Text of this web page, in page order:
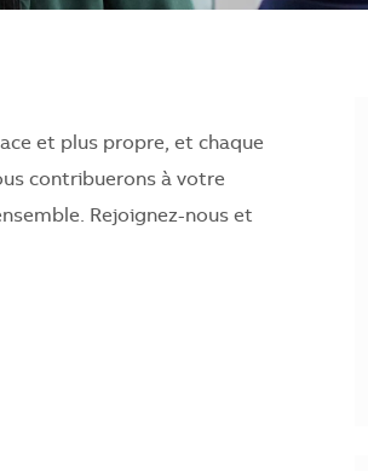
et plus propre, et chaque
contribuerons à votre
Rejoignez-nous et